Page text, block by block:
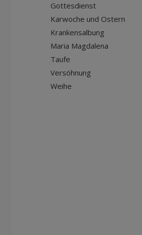
Gottesdienst
Karwoche und Ostern
Krankensalbung
Maria Magdalena
Taufe
Versöhnung
Weihe